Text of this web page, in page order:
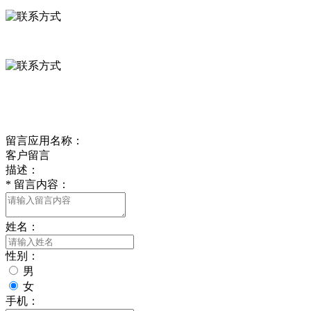
留言应用名称：
客户留言
描述：
* 留言内容：
姓名：
性别：
男
女
手机：